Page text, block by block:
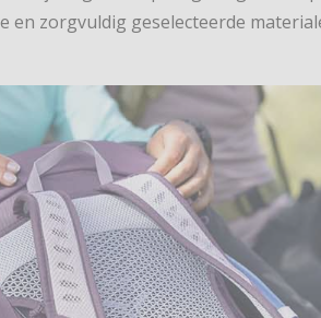
en zorgvuldig geselecteerde